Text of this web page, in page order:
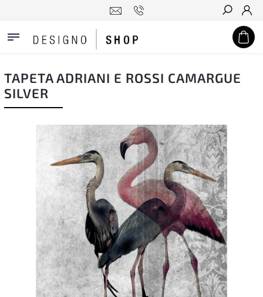
Hledat
TAPETA ADRIANI E ROSSI CAMARGUE
SILVER